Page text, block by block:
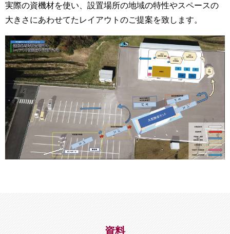
実際の資機材を使い、設置場所の地域の特性やスペースの
大きさにあわせてたレイアウトのご提案を致します。
資料